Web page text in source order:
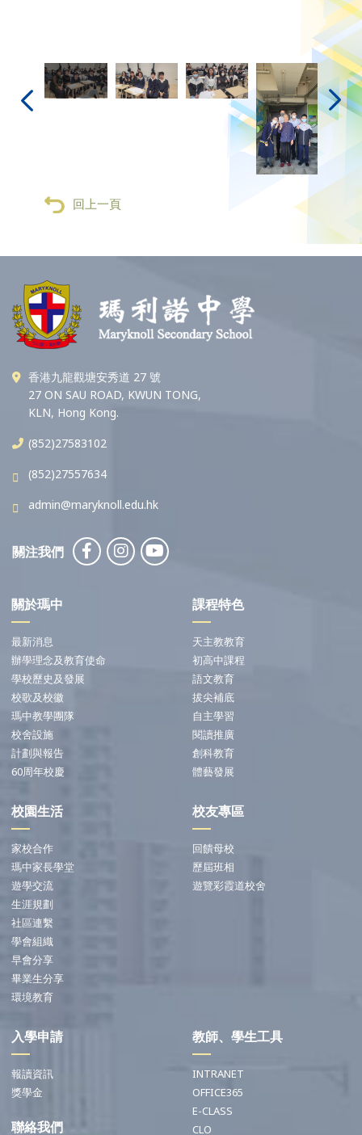
回上一頁
香港九龍觀塘安秀道 27 號
27 ON SAU ROAD, KWUN TONG,
KLN, Hong Kong.
(852)27583102
(852)27557634
admin@maryknoll.edu.hk
關注我們
關於瑪中
最新消息
辦學理念及教育使命
學校歷史及發展
校歌及校徽
瑪中教學團隊
校舍設施
計劃與報告
60周年校慶
課程特色
天主教教育
初高中課程
語文教育
拔尖補底
自主學習
閱讀推廣
創科教育
體藝發展
校園生活
家校合作
瑪中家長學堂
遊學交流
生涯規劃
社區連繫
學會組織
早會分享
畢業生分享
環境教育
校友專區
回饋母校
歷屆班相
遊覽彩霞道校舍
入學申請
報讀資訊
獎學金
聯絡我們
教師、學生工具
INTRANET
OFFICE365
E-CLASS
CLO